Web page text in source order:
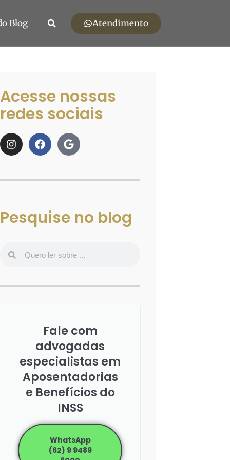
Blog Atendimento
Acesse nossas
redes sociais
Pesquise no blog
Fale com
advogadas
especialistas em
Aposentadorias
e Benefícios do
INSS
WhatsApp
(62) 9 9489